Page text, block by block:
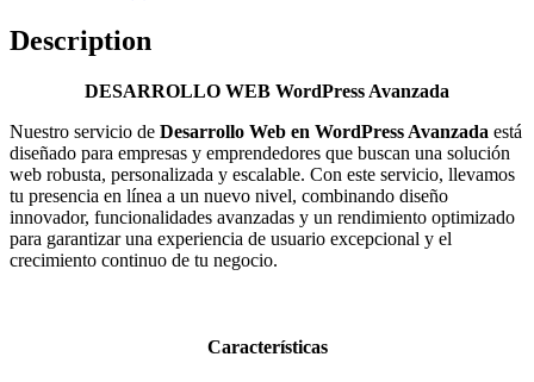
Description
DESARROLLO WEB WordPress Avanzada
Nuestro servicio de Desarrollo Web en WordPress Avanzada está
diseñado para empresas y emprendedores que buscan una solución
web robusta, personalizada y escalable. Con este servicio, llevamos
tu presencia en línea a un nuevo nivel, combinando diseño
innovador, funcionalidades avanzadas y un rendimiento optimizado
para garantizar una experiencia de usuario excepcional y el
crecimiento continuo de tu negocio.
Características